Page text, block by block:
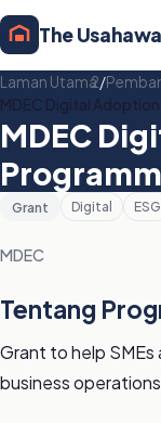
The
Laman Utama/
MDEC Digital
MDEC
Grant Digital ESG
MDEC
Tentang
Grant to help
business